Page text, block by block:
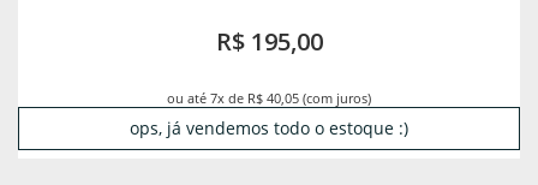
R$ 195,00
ou até 7x de R$ 40,05 (com juros)
ops, já vendemos todo o estoque :)